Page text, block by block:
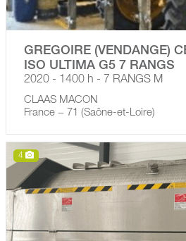
GREGOIRE (VENDANGE)
ISO ULTIMA G5 7 RANGS
2020 - 1400 h - 7 RANGS M
CLAAS MACON
France − 71 (Saône-et-Loire)
4